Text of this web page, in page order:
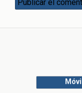
Móvil